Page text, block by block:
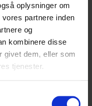
oplysninger om
partnere inden
og
kombinere disse
givet dem, eller som
tjenester.
Indrykket i dag
Indrykket i dag